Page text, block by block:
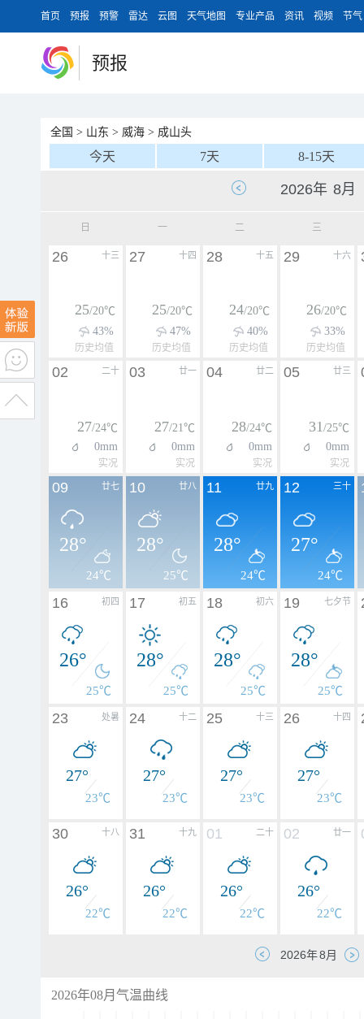
首页 预报 预警 雷达 云图 天气地图 专业产品 资讯 视频 节气
预报
全国 > 山东 > 威海 > 成山头
今天 7天 8-15天
日 一 二 三
十三
26
25/20℃
43%
历史均值
十四
27
25/20℃
47%
历史均值
十五
28
24/20℃
40%
历史均值
十六
29
26/20℃
33%
历史均值
二十
02
27/24℃
0mm
实况
廿一
03
27/21℃
0mm
实况
廿二
04
28/24℃
0mm
实况
廿三
05
31/25℃
0mm
实况
廿七
09
28°
24℃
廿八
10
28°
25℃
廿九
11
28°
24℃
三十
12
27°
24℃
初四
16
26°
25℃
初五
17
28°
25℃
初六
18
28°
25℃
七夕节
19
28°
25℃
处暑
23
27°
23℃
十二
24
27°
23℃
十三
25
27°
23℃
十四
26
27°
23℃
十八
30
26°
22℃
十九
31
26°
22℃
二十
01
26°
22℃
廿一
02
26°
22℃
2026年08月气温曲线